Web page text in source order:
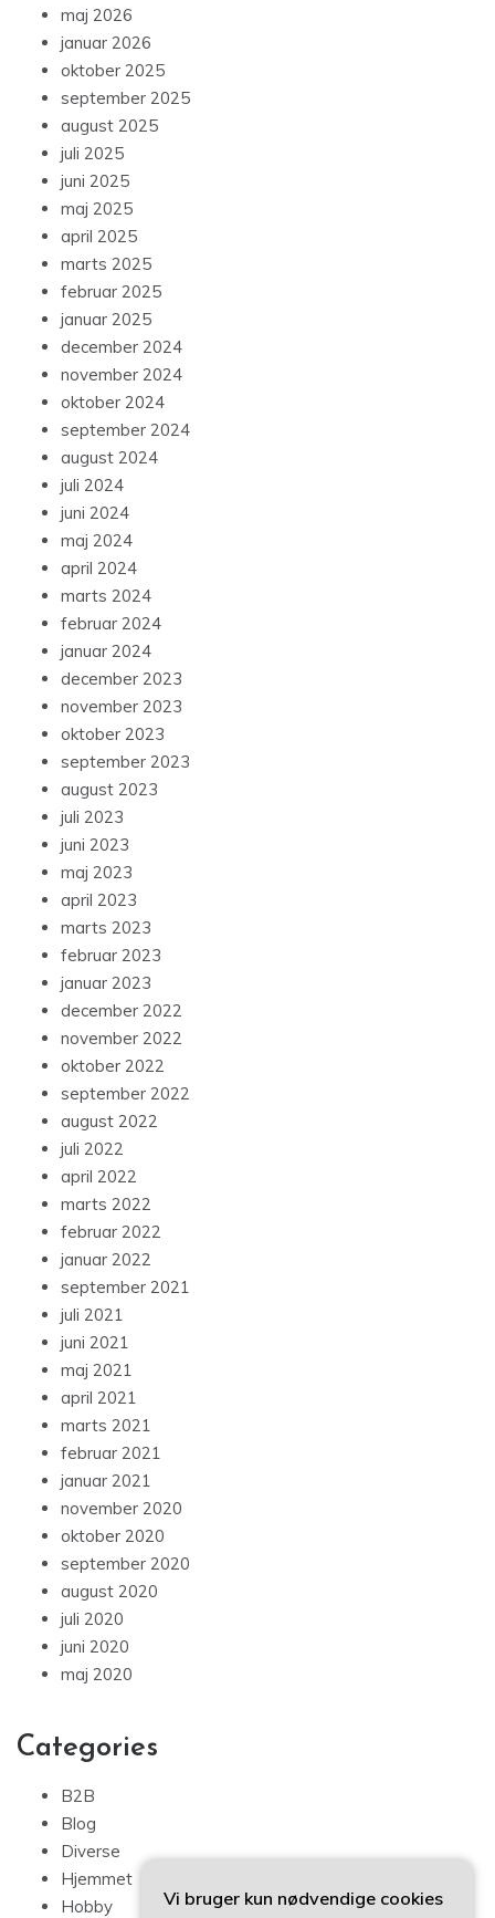
maj 2026
januar 2026
oktober 2025
september 2025
august 2025
juli 2025
juni 2025
maj 2025
april 2025
marts 2025
februar 2025
januar 2025
december 2024
november 2024
oktober 2024
september 2024
august 2024
juli 2024
juni 2024
maj 2024
april 2024
marts 2024
februar 2024
januar 2024
december 2023
november 2023
oktober 2023
september 2023
august 2023
juli 2023
juni 2023
maj 2023
april 2023
marts 2023
februar 2023
januar 2023
december 2022
november 2022
oktober 2022
september 2022
august 2022
juli 2022
april 2022
marts 2022
februar 2022
januar 2022
september 2021
juli 2021
juni 2021
maj 2021
april 2021
marts 2021
februar 2021
januar 2021
november 2020
oktober 2020
september 2020
august 2020
juli 2020
juni 2020
maj 2020
Categories
B2B
Blog
Diverse
Hjemmet
Hobby
Vi bruger kun nødvendige cookies